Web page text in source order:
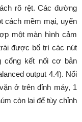
rõ rệt. Các đường
cách mềm mại, uyển
một màn hình cảm
được bố trí các nút
cổng kết nối cơ bản
output 4.4). Nổi
ở trên đỉnh máy, 1
còn lại để tùy chỉnh